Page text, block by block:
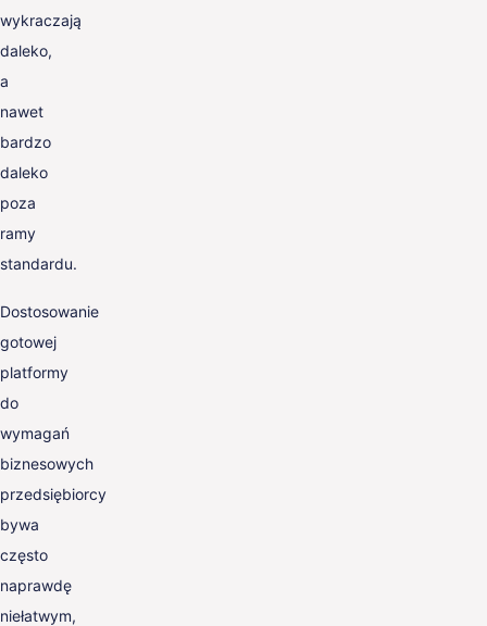
wykraczają
daleko,
a
nawet
bardzo
daleko
poza
ramy
standardu.
Dostosowanie
gotowej
platformy
do
wymagań
biznesowych
przedsiębiorcy
bywa
często
naprawdę
niełatwym,